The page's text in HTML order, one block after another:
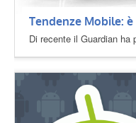
Tendenze Mobile:
Di recente il Guardian ha